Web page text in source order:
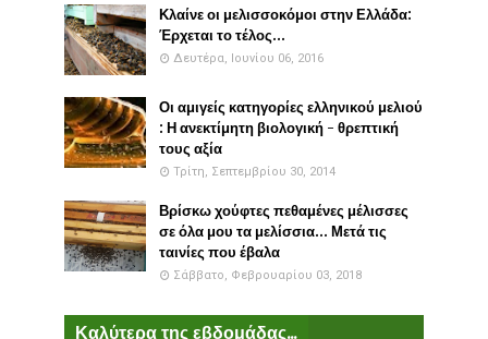
Κλαίνε οι μελισσοκόμοι στην Ελλάδα:
Έρχεται το τέλος...
Δευτέρα, Ιουνίου 06, 2016
Οι αμιγείς κατηγορίες ελληνικού μελιού
: Η ανεκτίμητη βιολογική - θρεπτική
τους αξία
Τρίτη, Σεπτεμβρίου 30, 2014
Βρίσκω χούφτες πεθαμένες μέλισσες
σε όλα μου τα μελίσσια... Μετά τις
ταινίες που έβαλα
Σάββατο, Φεβρουαρίου 03, 2018
Καλύτερα της εβδομάδας...